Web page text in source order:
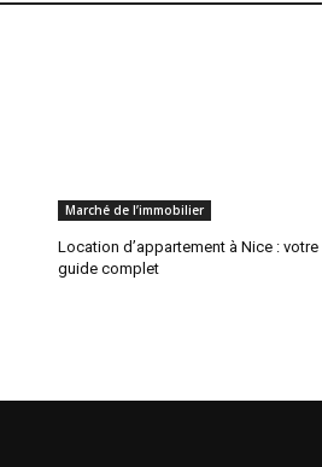
Marché de l’immobilier
Location d’appartement à Nice : votre
guide complet